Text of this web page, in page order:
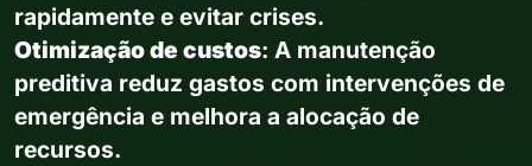
rapidamente e evitar crises.
Otimização de custos: A manutenção
preditiva reduz gastos com intervenções de
emergência e melhora a alocação de
recursos.